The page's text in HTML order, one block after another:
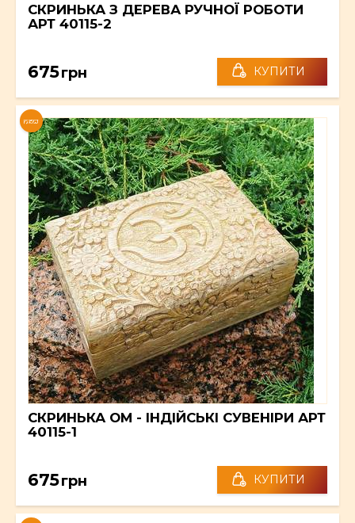
СКРИНЬКА З ДЕРЕВА РУЧНОЇ РОБОТИ
АРТ 40115-2
675грн КУПИТИ
NEW
СКРИНЬКА ОМ - ІНДІЙСЬКІ СУВЕНІРИ АРТ
40115-1
675грн КУПИТИ